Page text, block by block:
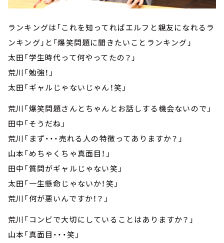
ランキングは「これを知ってればエルフと親友になれるラ
ンキング」と「爆笑問題に聞きたいことランキング」
太田「学生時代って何やってたの？」
荒川「勉強！」
太田「ギャルじゃないじゃん！笑」
荒川「爆笑問題さんとちゃんとお話しする機会ないので」
田中「そうだね」
荒川「まず・・・売れる人の特徴ってありますか？」
山本「めちゃくちゃ真面目！」
田中「質問がギャルじゃない笑」
太田「一生懸命じゃないか！笑」
荒川「何が悪いんですか！？」
荒川「コンビで大切にしていることはありますか？」
山本「真面目・・・笑」